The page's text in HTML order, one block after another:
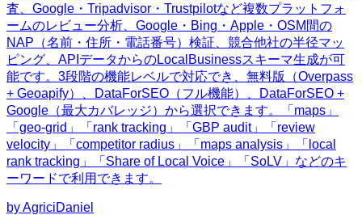
査、Google・Tripadvisor・Trustpilotなど複数プラットフォ
ームのレビュー分析、Google・Bing・Apple・OSM間の
NAP（名前・住所・電話番号）検証、競合他社の半径マッ
ピング、APIデータからのLocalBusinessスキーマ生成が可
能です。3段階の機能レベルで対応でき、無料版（Overpass
+ Geoapify）、DataForSEO（フル機能）、DataForSEO +
Google（最大カバレッジ）から選択できます。「maps」
「geo-grid」「rank tracking」「GBP audit」「review
velocity」「competitor radius」「maps analysis」「local
rank tracking」「Share of Local Voice」「SoLV」などのキ
ーワードで利用できます。
byAgriciDaniel